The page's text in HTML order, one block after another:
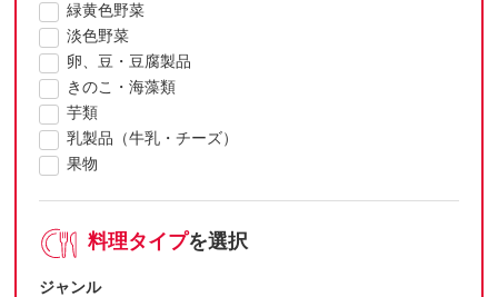
緑黄色野菜
淡色野菜
卵、豆・豆腐製品
きのこ・海藻類
芋類
乳製品（牛乳・チーズ）
果物
料理タイプを選択
ジャンル